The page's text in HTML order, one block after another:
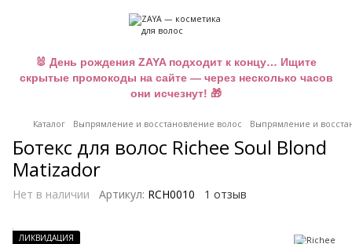
🐰 День рождения ZAYA подходит к концу… Ищите
скрытые промокоды на сайте — через несколько часов
они исчезнут! 🎁
Каталог Выпрямление и восстановление волос Выпрямление и
Ботекс для волос Richee Soul Blond
Matizador
Нет в наличии Артикул: RCH0010 1 отзыв
ЛИКВИДАЦИЯ